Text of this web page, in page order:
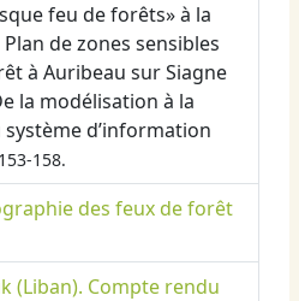
feu de forêts» à la
de zones sensibles
à Auribeau sur Siagne
la modélisation à la
d’information
158.
des feux de forêt
(Liban). Compte rendu